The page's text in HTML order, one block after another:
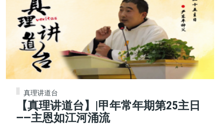
真理讲道台
【真理讲道台】|甲年常年期第25主日
——主恩如江河涌流